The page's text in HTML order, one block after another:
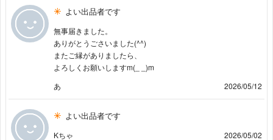
よい出品者です
無事届きました。
ありがとうごさいました(^^)
またご縁がありましたら、
よろしくお願いしますm(_ _)m
あ
2026/05/12
よい出品者です
Kちゃ 2026/05/02